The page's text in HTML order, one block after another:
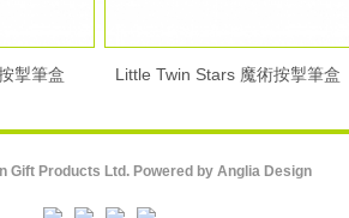
掣筆盒 Little Twin Stars 魔術按掣筆盒
Gift Products Ltd. Powered by Anglia Design